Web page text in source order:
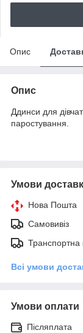
Опис
Опис
Ддинси для
паростування.
Умови
Нова Пошта
Самовивіз
Транспортна
Всі умови
Умови оплати
Післяплата